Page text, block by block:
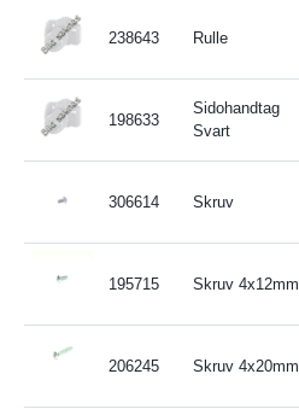
238643 Rulle
198633
Sidohandtag
Svart
306614 Skruv
195715 Skruv 4x12mm
206245 Skruv 4x20mm